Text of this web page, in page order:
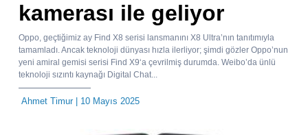
kamerası ile geliyor
Oppo, geçtiğimiz ay Find X8 serisi lansmanını X8 Ultra’nın tanıtımıyla
tamamladı. Ancak teknoloji dünyası hızla ilerliyor; şimdi gözler Oppo’nun
yeni amiral gemisi serisi Find X9‘a çevrilmiş durumda. Weibo’da ünlü
teknoloji sızıntı kaynağı Digital Chat...
Ahmet Timur| 10 Mayıs 2025